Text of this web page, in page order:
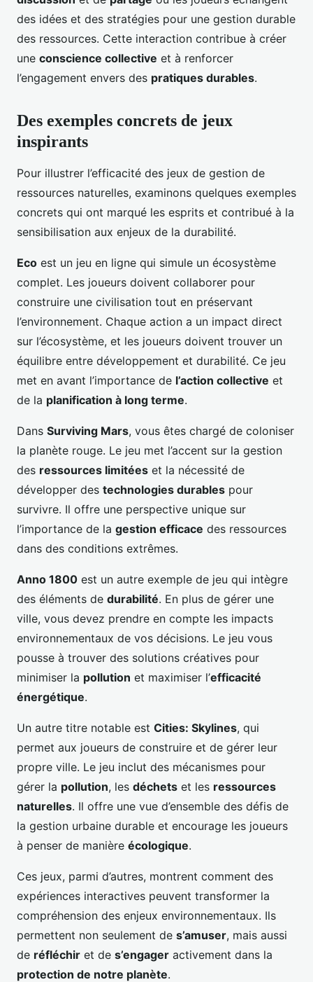
des idées et des stratégies pour une gestion durable
des ressources. Cette interaction contribue à créer
une conscience collective et à renforcer
l’engagement envers des pratiques durables.
Des exemples concrets de jeux
inspirants
Pour illustrer l’efficacité des jeux de gestion de
ressources naturelles, examinons quelques exemples
concrets qui ont marqué les esprits et contribué à la
sensibilisation aux enjeux de la durabilité.
Eco est un jeu en ligne qui simule un écosystème
complet. Les joueurs doivent collaborer pour
construire une civilisation tout en préservant
l’environnement. Chaque action a un impact direct
sur l’écosystème, et les joueurs doivent trouver un
équilibre entre développement et durabilité. Ce jeu
met en avant l’importance de l’action collective et
de la planification à long terme.
Dans Surviving Mars, vous êtes chargé de coloniser
la planète rouge. Le jeu met l’accent sur la gestion
des ressources limitées et la nécessité de
développer des technologies durables pour
survivre. Il offre une perspective unique sur
l’importance de la gestion efficace des ressources
dans des conditions extrêmes.
Anno 1800 est un autre exemple de jeu qui intègre
des éléments de durabilité. En plus de gérer une
ville, vous devez prendre en compte les impacts
environnementaux de vos décisions. Le jeu vous
pousse à trouver des solutions créatives pour
minimiser la pollution et maximiser l’efficacité
énergétique.
Un autre titre notable est Cities: Skylines, qui
permet aux joueurs de construire et de gérer leur
propre ville. Le jeu inclut des mécanismes pour
gérer la pollution, les déchets et les ressources
naturelles. Il offre une vue d’ensemble des défis de
la gestion urbaine durable et encourage les joueurs
à penser de manière écologique.
Ces jeux, parmi d’autres, montrent comment des
expériences interactives peuvent transformer la
compréhension des enjeux environnementaux. Ils
permettent non seulement de s’amuser, mais aussi
de réfléchir et de s’engager activement dans la
protection de notre planète.